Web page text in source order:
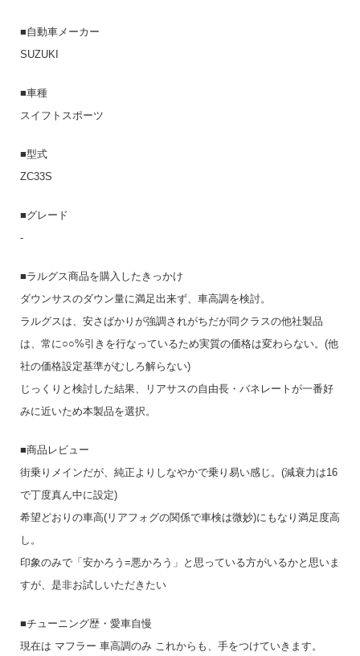
■自動車メーカー
SUZUKI
■車種
スイフトスポーツ
■型式
ZC33S
■グレード
-
■ラルグス商品を購入したきっかけ
ダウンサスのダウン量に満足出来ず、車高調を検討。
ラルグスは、安さばかりが強調されがちだが同クラスの他社製品
は、常に○○%引きを行なっているため実質の価格は変わらない。(他
社の価格設定基準がむしろ解らない)
じっくりと検討した結果、リアサスの自由長・バネレートが一番好
みに近いため本製品を選択。
■商品レビュー
街乗りメインだが、純正よりしなやかで乗り易い感じ。(減衰力は16
で丁度真ん中に設定)
希望どおりの車高(リアフォグの関係で車検は微妙)にもなり満足度高
し。
印象のみで「安かろう=悪かろう」と思っている方がいるかと思いま
すが、是非お試しいただきたい
■チューニング歴・愛車自慢
現在は マフラー 車高調のみ これからも、手をつけていきます。